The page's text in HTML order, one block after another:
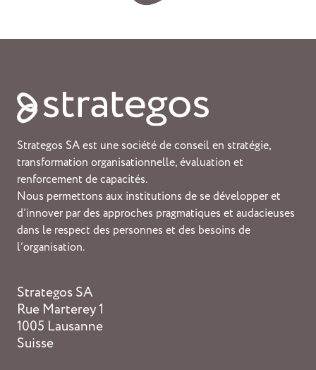
Strategos SA est une société de conseil en stratégie,
transformation organisationnelle, évaluation et
renforcement de capacités.
Nous permettons aux institutions de se développer et
d’innover par des approches pragmatiques et audacieuses
dans le respect des personnes et des besoins de
l’organisation.
Strategos SA
Rue Marterey 1
1005 Lausanne
Suisse